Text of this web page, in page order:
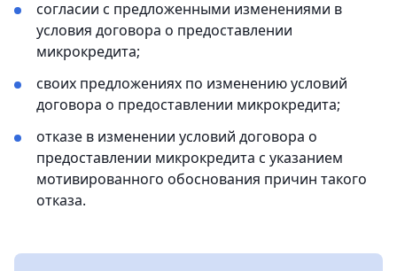
согласии с предложенными изменениями в
условия договора о предоставлении
микрокредита;
своих предложениях по изменению условий
договора о предоставлении микрокредита;
отказе в изменении условий договора о
предоставлении микрокредита с указанием
мотивированного обоснования причин такого
отказа.